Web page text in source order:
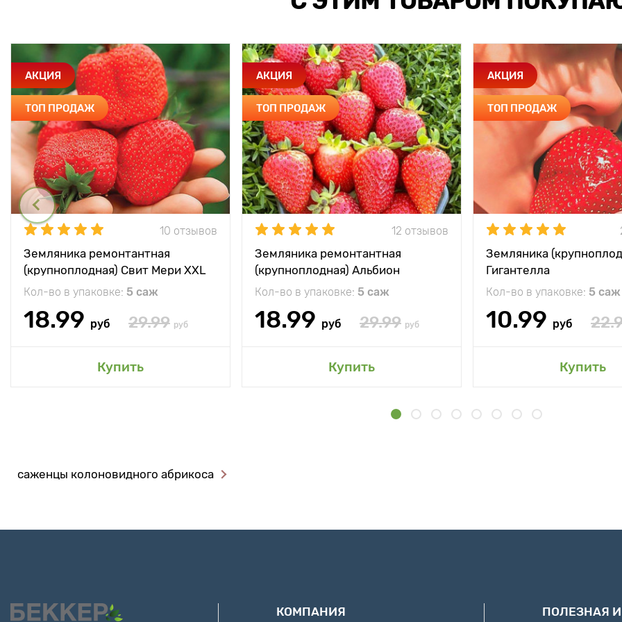
АКЦИЯ
ТОП ПРОДАЖ
10 отзывов
Земляника ремонтантная
(крупноплодная) Свит Мери XXL
Кол-во в упаковке: 5 саж
18.99 руб 29.99 руб
Купить
АКЦИЯ
ТОП ПРОДАЖ
12 отзывов
Земляника ремонтантная
(крупноплодная) Альбион
Кол-во в упаковке: 5 саж
18.99 руб 29.99 руб
Купить
АКЦИЯ
ТОП ПРОДАЖ
Земляника
Гигантелла
Кол-во в упаковке: 5 саж
10.99 руб
Купить
саженцы колоновидного абрикоса
КОМПАНИЯ ПОЛЕЗНАЯ